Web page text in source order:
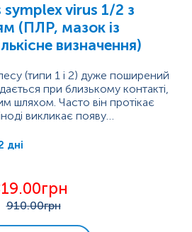
symplex virus 1/2 з
(ПЛР, мазок із
визначення)
(типи 1 і 2) дуже поширений
при близькому контакті,
шляхом. Часто він протікає
викликає появу
рот, статеві органи, очі).
нові висипання.
дні
910.00грн